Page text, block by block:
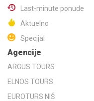
Last-minute ponude
Aktuelno
Specijal
Agencije
ARGUS TOURS
ELNOS TOURS
EUROTURS NIŠ